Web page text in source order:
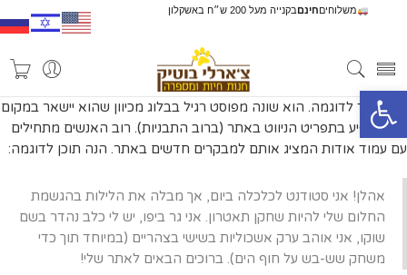
פתח סרגל נגישות
משלוחיםחינםבקנייה מעל 200 ש״ח באשקלון
זהו עמוד לדוגמה. הוא שונה מפוסט רגיל בבלוג מכיוון שהוא יישאר במקום
אחד ויופיע בתפריט הניווט באתר (ברוב התבניות). רוב האנשים מתחילים
עם עמוד אודות המציג אותם למבקרים חדשים באתר. הנה תוכן לדוגמה:
אהלן! אני סטודנט לכלכלה ביום, אך מבלה את הלילות בהגשמת
החלום שלי להיות שחקן תאטרון. אני גר ביפו, יש לי כלב נהדר בשם
שוקו, אני אוהב ערק אשכוליות בשישי בצהריים (במיוחד תוך כדי
משחק שש-בש על חוף הים). ברוכים הבאים לאתר שלי!